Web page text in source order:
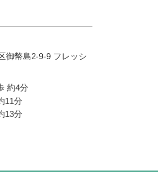
御幣島2-9-9 フレッシ
約4分
11分
13分